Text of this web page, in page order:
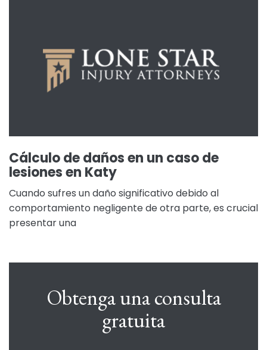
Cálculo de daños en un caso de
lesiones en Katy
Cuando sufres un daño significativo debido al
comportamiento negligente de otra parte, es crucial
presentar una
Obtenga una consulta
gratuita